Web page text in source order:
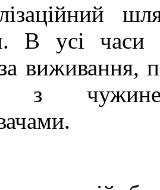
В усі часи
виживання,
з